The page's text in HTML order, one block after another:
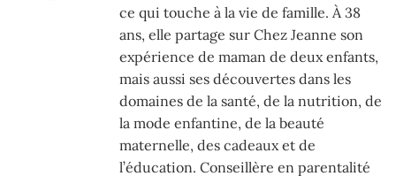
ce qui touche à la vie de famille. À 38
ans, elle partage sur Chez Jeanne son
expérience de maman de deux enfants,
mais aussi ses découvertes dans les
domaines de la santé, de la nutrition, de
la mode enfantine, de la beauté
maternelle, des cadeaux et de
l’éducation. Conseillère en parentalité